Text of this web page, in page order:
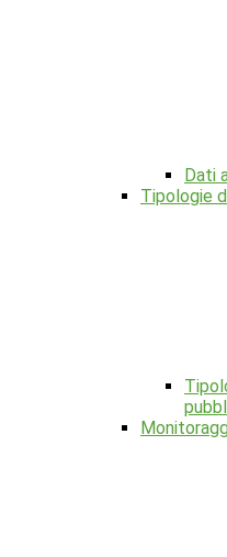
Dati
Tipologie